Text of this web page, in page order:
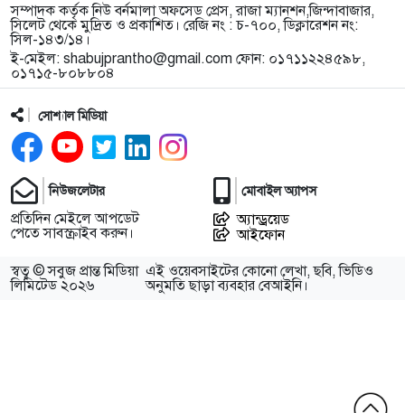
সম্পাদক কর্তৃক নিউ বর্নমালা অফসেড প্রেস, রাজা ম্যানশন,জিন্দাবাজার,
সিলেট থেকে মুদ্রিত ও প্রকাশিত। রেজি নং : চ-৭০০, ডিক্লারেশন নং:
সিল-১৪৩/১৪।
ই-মেইল: shabujprantho@gmail.com ফোন: ০১৭১১২২৪৫৯৮,
০১৭১৫-৮০৮৮০৪
সোশ্যাল মিডিয়া
নিউজলেটার
প্রতিদিন মেইলে আপডেট
পেতে সাবস্ক্রাইব করুন।
মোবাইল অ্যাপস
অ্যান্ড্রয়েড
আইফোন
স্বত্ব © সবুজ প্রান্ত মিডিয়া
লিমিটেড ২০২৬
এই ওয়েবসাইটের কোনো লেখা, ছবি, ভিডিও
অনুমতি ছাড়া ব্যবহার বেআইনি।